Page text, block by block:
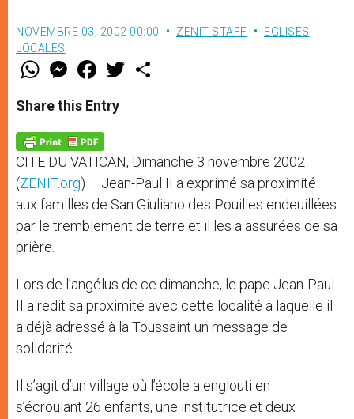
NOVEMBRE 03, 2002 00:00 ZENIT STAFF
EGLISES
LOCALES
W
t
s
p
p
M
e
s
e
g
e
r
F
a
e
b
o
k
w
Share this Entry
CITE DU VATICAN, Dimanche 3 novembre 2002
(ZENIT.org) – Jean-Paul II a exprimé sa proximité
aux familles de San Giuliano des Pouilles endeuillées
par le tremblement de terre et il les a assurées de sa
prière.
Lors de l’angélus de ce dimanche, le pape Jean-Paul
II a redit sa proximité avec cette localité à laquelle il
a déjà adressé à la Toussaint un message de
solidarité.
Il s’agit d’un village où l’école a englouti en
s’écroulant 26 enfants, une institutrice et deux